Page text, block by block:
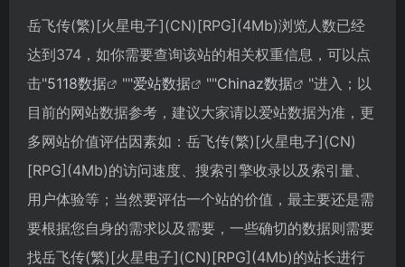
岳飞传(繁)[火星电子](CN)[RPG](4Mb)浏览人数已经
达到374，如你需要查询该站的相关权重信息，可以点
击"5118数据 ""爱站数据 ""Chinaz数据
"进入；以
目前的网站数据参考，建议大家请以爱站数据为准，更
多网站价值评估因素如：岳飞传(繁)[火星电子](CN)
[RPG](4Mb)的访问速度、搜索引擎收录以及索引量、
用户体验等；当然要评估一个站的价值，最主要还是需
要根据您自身的需求以及需要，一些确切的数据则需要
找岳飞传(繁)[火星电子](CN)[RPG](4Mb)的站长进行